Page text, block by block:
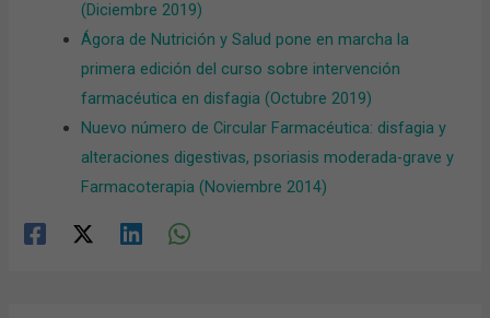
(Diciembre 2019)
Ágora de Nutrición y Salud pone en marcha la
primera edición del curso sobre intervención
farmacéutica en disfagia (Octubre 2019)
Nuevo número de Circular Farmacéutica: disfagia y
alteraciones digestivas, psoriasis moderada-grave y
Farmacoterapia (Noviembre 2014)